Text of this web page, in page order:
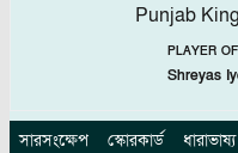
Punjab
PLAYER
Shreyas
সারসংক্ষেপ স্কোরকার্ড ধারাভাষ্য